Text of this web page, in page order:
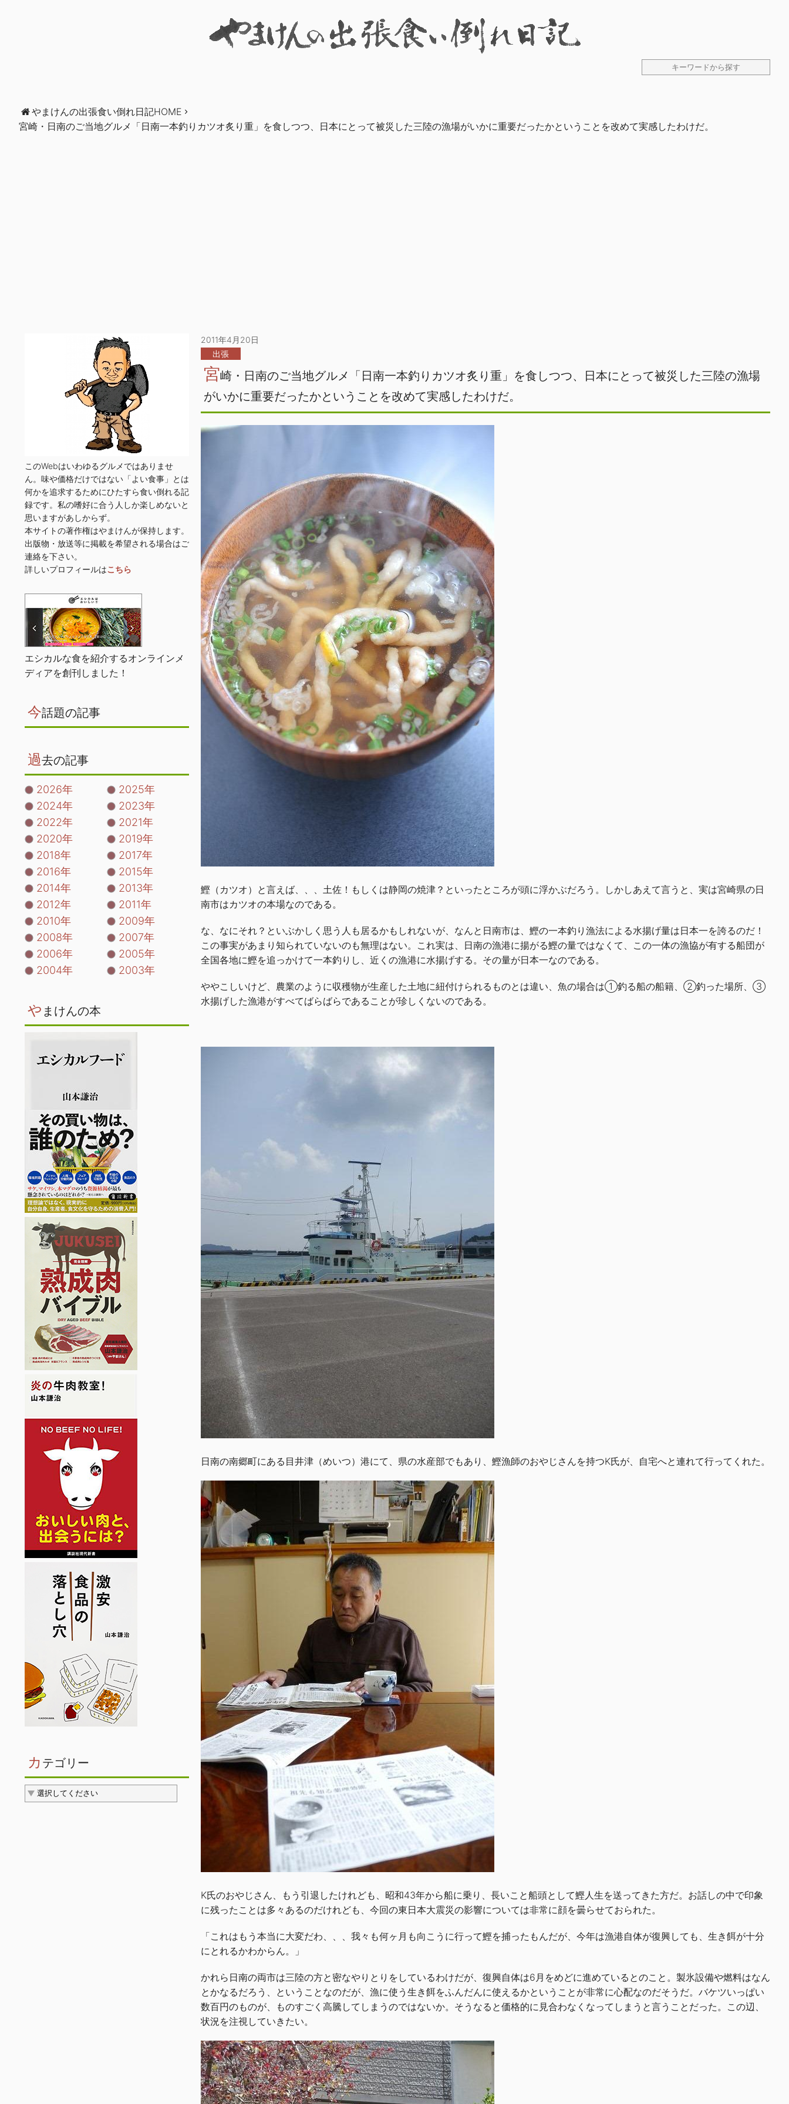
やまけんの出張食い倒れ日記HOME
宮崎・日南のご当地グルメ「日南一本釣りカツオ炙り重」を食しつつ、日本にとって被災した三陸の漁場がいかに重要だったかということを改めて実感したわけだ。
2011年4月20日
出張
宮崎・日南のご当地グルメ「日南一本釣りカツオ炙り重」を食しつつ、日本にとって被災した三陸の漁場
がいかに重要だったかということを改めて実感したわけだ。
鰹（カツオ）と言えば、、、土佐！もしくは静岡の焼津？といったところが頭に浮かぶだろう。しかしあえて言うと、実は宮崎県の日
南市はカツオの本場なのである。
な、なにそれ？といぶかしく思う人も居るかもしれないが、なんと日南市は、鰹の一本釣り漁法による水揚げ量は日本一を誇るのだ！
この事実があまり知られていないのも無理はない。これ実は、日南の漁港に揚がる鰹の量ではなくて、この一体の漁協が有する船団が
全国各地に鰹を追っかけて一本釣りし、近くの漁港に水揚げする。その量が日本一なのである。
ややこしいけど、農業のように収穫物が生産した土地に紐付けられるものとは違い、魚の場合は①釣る船の船籍、②釣った場所、③
水揚げした漁港がすべてばらばらであることが珍しくないのである。
日南の南郷町にある目井津（めいつ）港にて、県の水産部でもあり、鰹漁師のおやじさんを持つK氏が、自宅へと連れて行ってくれた。
K氏のおやじさん、もう引退したけれども、昭和43年から船に乗り、長いこと船頭として鰹人生を送ってきた方だ。お話しの中で印象
に残ったことは多々あるのだけれども、今回の東日本大震災の影響については非常に顔を曇らせておられた。
「これはもう本当に大変だわ、、、我々も何ヶ月も向こうに行って鰹を捕ったもんだが、今年は漁港自体が復興しても、生き餌が十分
にとれるかわからん。」
かれら日南の両市は三陸の方と密なやりとりをしているわけだが、復興自体は6月をめどに進めているとのこと。製氷設備や燃料はなん
とかなるだろう、ということなのだが、漁に使う生き餌をふんだんに使えるかということが非常に心配なのだそうだ。バケツいっぱい
数百円のものが、ものすごく高騰してしまうのではないか。そうなると価格的に見合わなくなってしまうと言うことだった。この辺、
状況を注視していきたい。
このWebはいわゆるグルメではありませ
ん。味や価格だけではない「よい食事」とは
何かを追求するためにひたすら食い倒れる記
録です。私の嗜好に合う人しか楽しめないと
思いますがあしからず。
本サイトの著作権はやまけんが保持します。
出版物・放送等に掲載を希望される場合はご
連絡を下さい。
詳しいプロフィールはこちら
エシカルな食を紹介するオンラインメ
ディアを創刊しました！
今話題の記事
過去の記事
2026年
2025年
2024年
2023年
2022年
2021年
2020年
2019年
2018年
2017年
2016年
2015年
2014年
2013年
2012年
2011年
2010年
2009年
2008年
2007年
2006年
2005年
2004年
2003年
や まけんの本
カ テゴリー